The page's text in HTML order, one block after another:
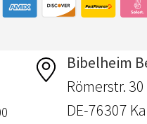
Bibelheim
Römerstr. 30
DE-76307